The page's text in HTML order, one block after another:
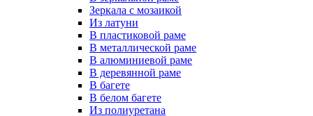
Зеркала с мозаикой
Из латуни
В пластиковой раме
В металлической раме
В алюминиевой раме
В деревянной раме
В багете
В белом багете
Из полиуретана